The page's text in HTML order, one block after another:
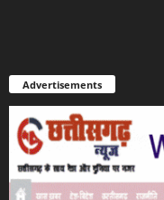
Advertisements